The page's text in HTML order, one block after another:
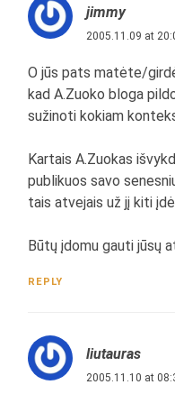
jimmy
2005.11.09 at
O jūs pats matėte/
kad A.Zuoko bloga
sužinoti kokiam
Kartais A.Zuokas
publikuos savo
tais atvejais už jį kiti
Būtų įdomu gauti jūsų
REPLY
liutauras
2005.11.10 at